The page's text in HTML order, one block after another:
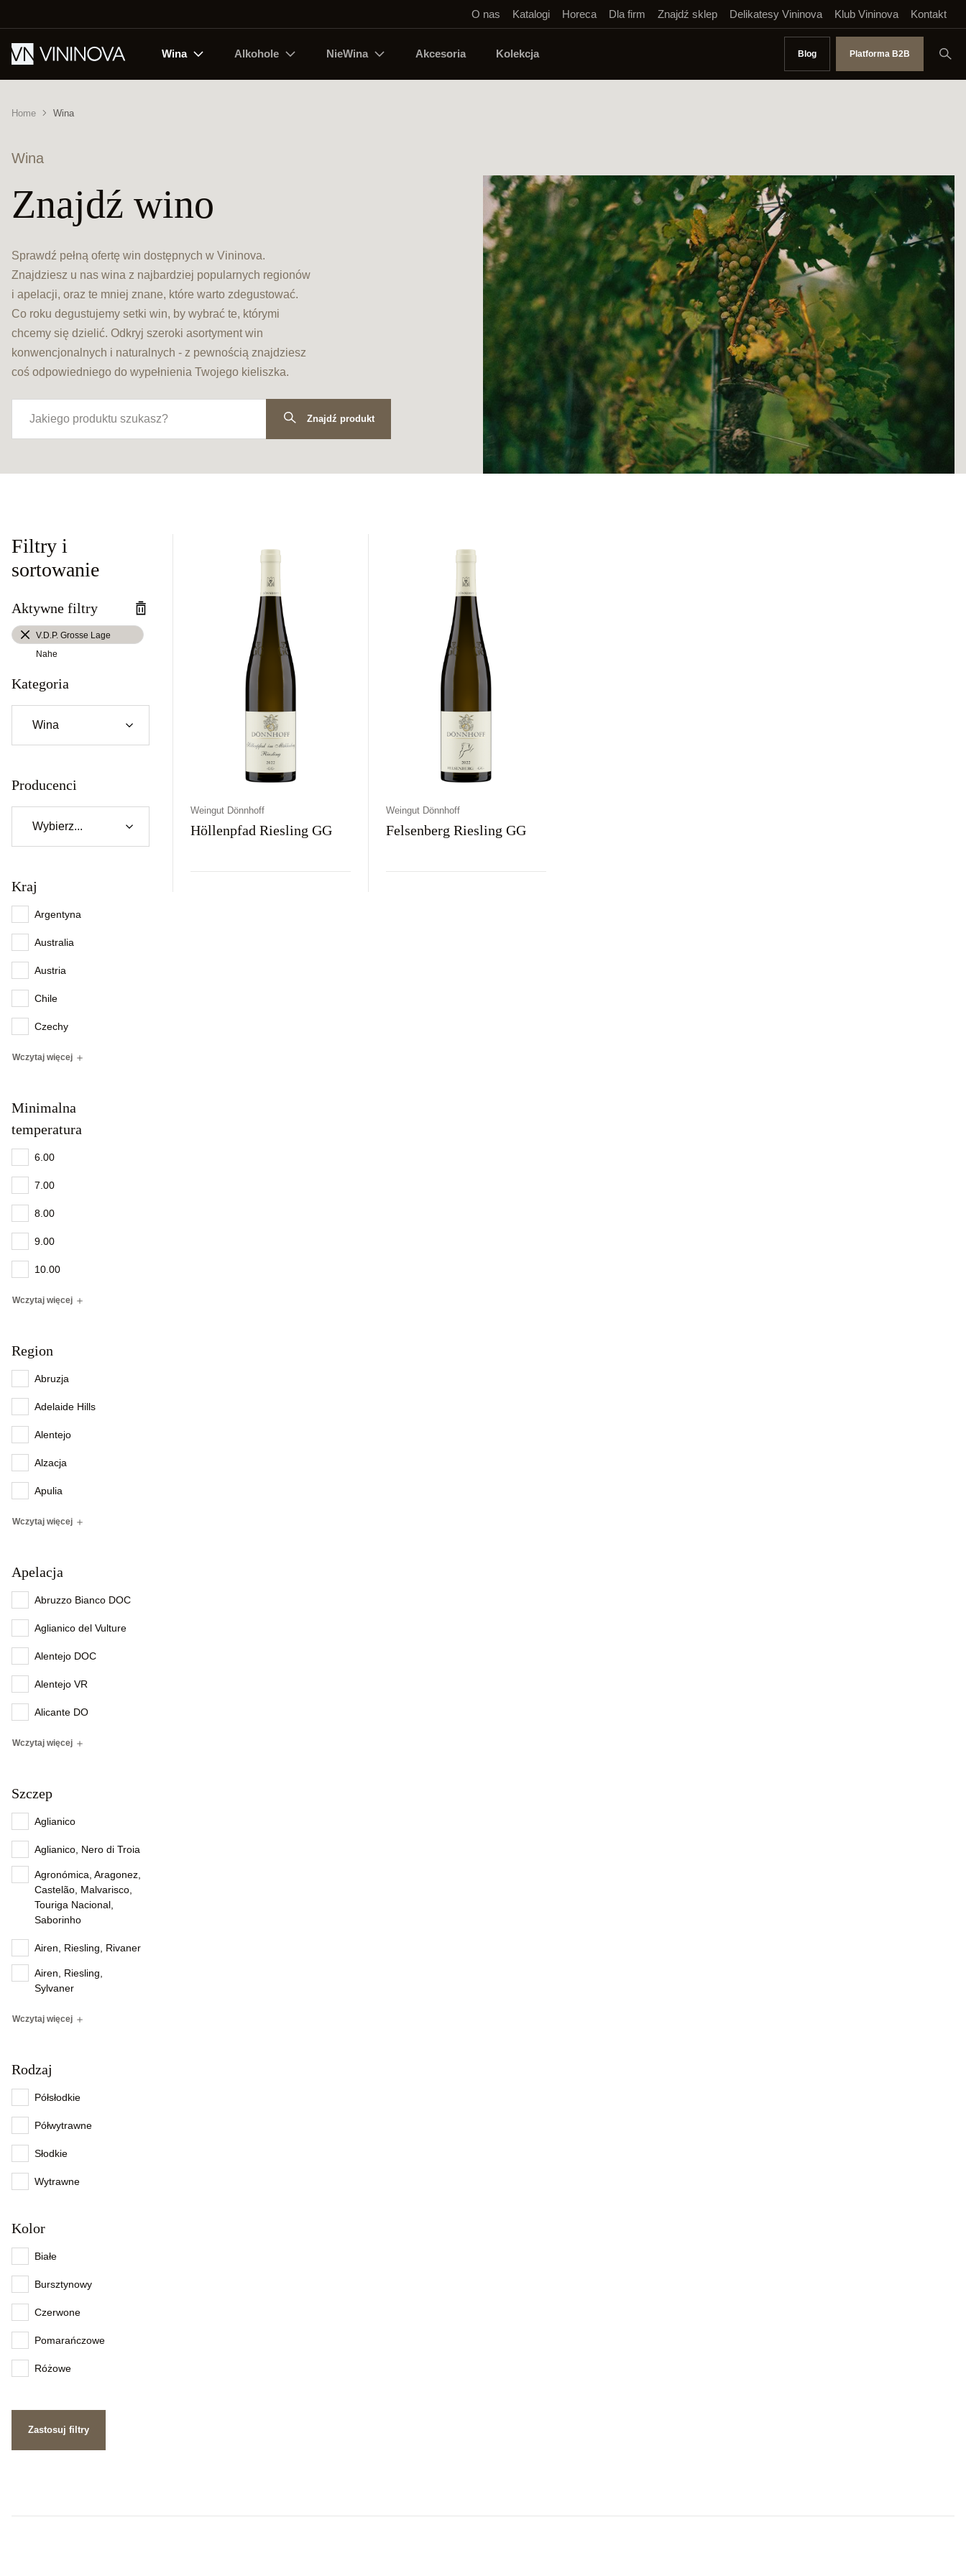
O nas Katalogi Horeca Dla firm Znajdź sklep Delikatesy Vininova Klub Vininova Kontakt
Wina Alkohole NieWina Akcesoria Kolekcja Blog Platforma B2B
Home Wina
Wina
Znajdź wino
Sprawdź pełną ofertę win dostępnych w Vininova.
Znajdziesz u nas wina z najbardziej popularnych regionów
i apelacji, oraz te mniej znane, które warto zdegustować.
Co roku degustujemy setki win, by wybrać te, którymi
chcemy się dzielić. Odkryj szeroki asortyment win
konwencjonalnych i naturalnych - z pewnością znajdziesz
coś odpowiedniego do wypełnienia Twojego kieliszka.
Znajdź produkt
Filtry i
sortowanie
Aktywne filtry
V.D.P. Grosse Lage
Nahe
Kategoria
Producenci
Kraj
Argentyna
Australia
Austria
Chile
Czechy
Wczytaj więcej
Minimalna
temperatura
6.00
7.00
8.00
9.00
10.00
Wczytaj więcej
Region
Abruzja
Adelaide Hills
Alentejo
Alzacja
Apulia
Wczytaj więcej
Apelacja
Abruzzo Bianco DOC
Aglianico del Vulture
Alentejo DOC
Alentejo VR
Alicante DO
Wczytaj więcej
Szczep
Aglianico
Aglianico, Nero di Troia
Agronómica, Aragonez,
Castelão, Malvarisco,
Touriga Nacional,
Saborinho
Airen, Riesling, Rivaner
Airen, Riesling,
Sylvaner
Wczytaj więcej
Rodzaj
Półsłodkie
Półwytrawne
Słodkie
Wytrawne
Kolor
Białe
Bursztynowy
Czerwone
Pomarańczowe
Różowe
Zastosuj filtry
Weingut Dönnhoff
Höllenpfad Riesling GG
Weingut Dönnhoff
Felsenberg Riesling GG